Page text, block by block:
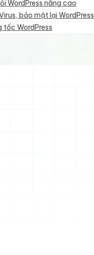
WordPress nâng cao
bảo mật lại WordPress
tốc WordPress